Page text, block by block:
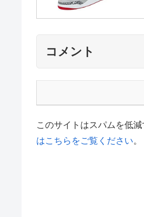
コメント
このサイトはスパムを低
はこちらをご覧ください。